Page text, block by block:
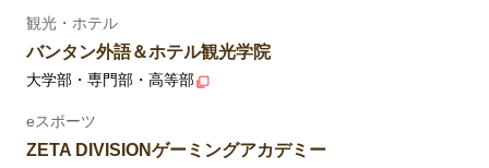
観光・ホテル
バンタン外語＆ホテル観光学院
大学部・専門部・高等部
eスポーツ
ZETA DIVISIONゲーミングアカデミー